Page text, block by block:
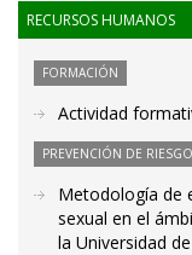
RECURSOS HUMANOS
FORMACIÓN
Actividad
PREVENCIÓN DE
Metodología de
sexual en el
la Universidad